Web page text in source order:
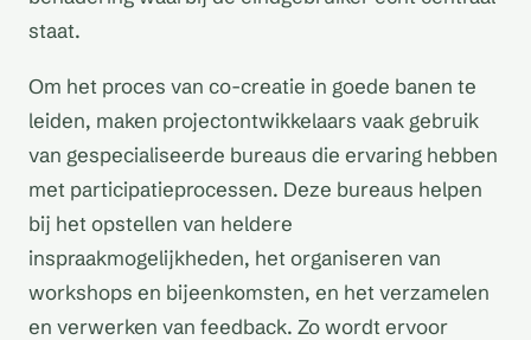
staat.
Om het proces van co-creatie in goede banen te
leiden, maken projectontwikkelaars vaak gebruik
van gespecialiseerde bureaus die ervaring hebben
met participatieprocessen. Deze bureaus helpen
bij het opstellen van heldere
inspraakmogelijkheden, het organiseren van
workshops en bijeenkomsten, en het verzamelen
en verwerken van feedback. Zo wordt ervoor